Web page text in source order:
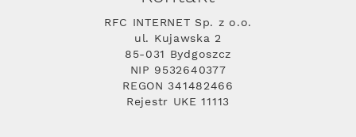
RFC INTERNET Sp. z o.o.
ul. Kujawska 2
85-031 Bydgoszcz
NIP 9532640377
REGON 341482466
Rejestr UKE 11113